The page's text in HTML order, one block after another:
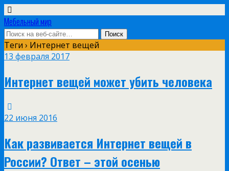
Мебельный мир
Теги › Интернет вещей
13 февраля 2017
Интернет вещей может убить человека
22 июня 2016
Как развивается Интернет вещей в
России? Ответ – этой осенью